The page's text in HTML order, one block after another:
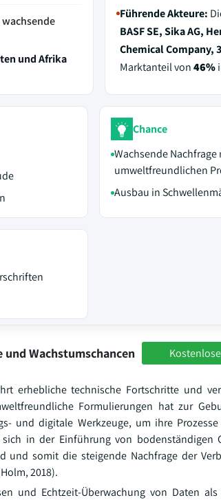
und Afrika
Führende Akteure:
BASF SE, Sika AG,
Chemical Company,
Marktanteil von46%
Chance
Wachsende
umweltfreundlichen
Ausbau in
Wachstumschancen
erhebliche technische Fortschritte und
Formulierungen hat zur
und digitale Werkzeuge, um ihre
in der Einführung von bodenständigen
und somit die steigende Nachfrage der
2018).
und Echtzeit-Überwachung von Daten